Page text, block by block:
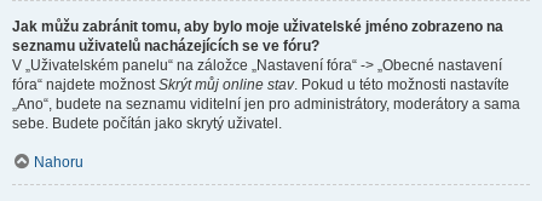
Jak můžu zabránit tomu, aby bylo moje uživatelské jméno zobrazeno na
seznamu uživatelů nacházejících se ve fóru?
V „Uživatelském panelu“ na záložce „Nastavení fóra“ -> „Obecné nastavení
fóra“ najdete možnostSkrýt můj online stav. Pokud u této možnosti nastavíte
„Ano“, budete na seznamu viditelní jen pro administrátory, moderátory a sama
sebe. Budete počítán jako skrytý uživatel.
Nahoru